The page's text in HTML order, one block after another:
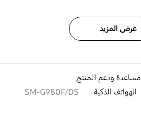
عرض المزيد
مساعدة ودعم المنتج
الهواتف الذكية SM-G980F/DS